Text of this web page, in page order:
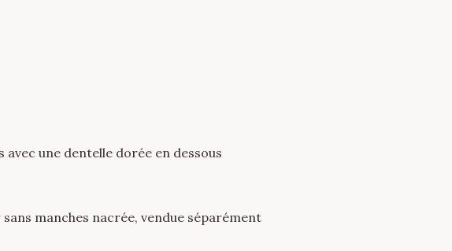
avec une dentelle dorée en dessous
manches nacrée, vendue séparément